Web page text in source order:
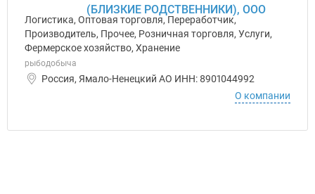
(БЛИЗКИЕ РОДСТВЕННИКИ), ООО
Логистика, Оптовая торговля, Переработчик,
Производитель, Прочее, Розничная торговля, Услуги,
Фермерское хозяйство, Хранение
рыбодобыча
Россия, Ямало-Ненецкий АО ИНН: 8901044992
О компании